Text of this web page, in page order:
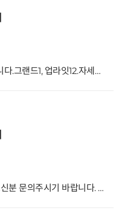
중동위치및 시설 좋습니다.차량운행합니다.그랜드1, 업라잇12.자세한 사항은 문의주세요 14/22층
그랜드1, 업라잇14 차량합니다.자신있으신분 문의주시기 바랍니다. 3/5층